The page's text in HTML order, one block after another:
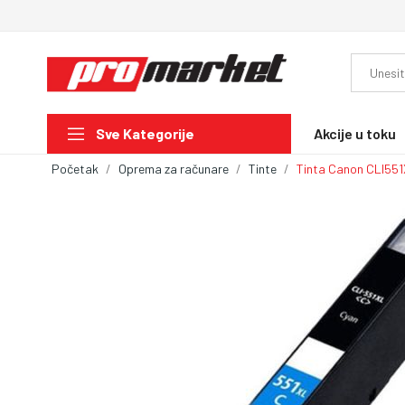
Sve Kategorije Akcije u toku
Početak Oprema za računare Tinte Tinta Canon